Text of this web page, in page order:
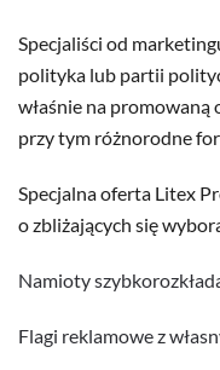
Specjaliści od
polityka lub partii
właśnie na
przy tym różnorodne
Specjalna oferta Litex
o zbliżających się
Namioty
Flagi reklamowe z